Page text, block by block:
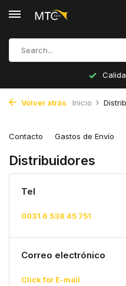
Volver atrás Inicio
Contacto Gastos de Envío
Distribuidores
Tel
0031 6 538 45 751
Correo electrónico
Click for E-mail